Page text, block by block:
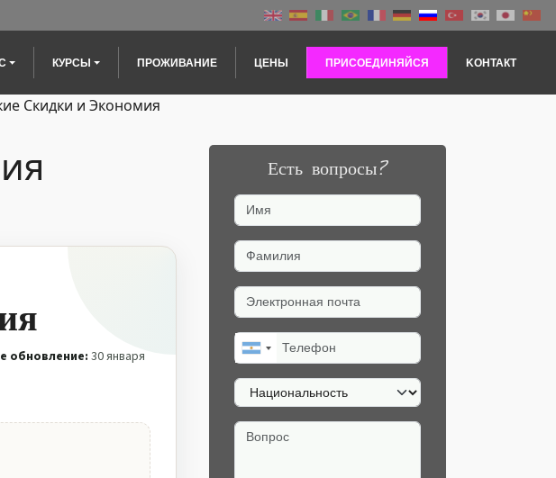
КУРСЫ ПРОЖИВАНИЕ ЦЕНЫ ПРИСОЕДИНЯЙСЯ KОНТАКТ
Скидки и Экономия
обновление:30 января
Есть вопросы?
Имя
Фамилия
Электронная почта
Телефон
Национальность
Вопрос